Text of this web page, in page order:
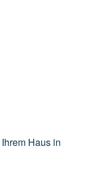
Ihrem Haus in